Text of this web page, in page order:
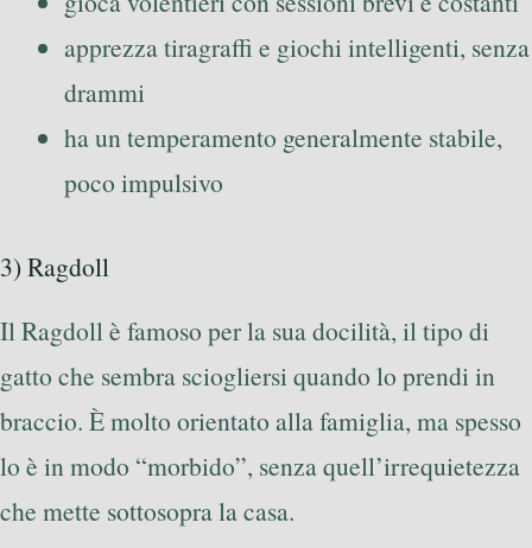
apprezza tiragraffi e giochi intelligenti, senza
drammi
ha un temperamento generalmente stabile,
poco impulsivo
3) Ragdoll
Il Ragdoll è famoso per la sua docilità, il tipo di
gatto che sembra sciogliersi quando lo prendi in
braccio. È molto orientato alla famiglia, ma spesso
lo è in modo “morbido”, senza quell’irrequietezza
che mette sottosopra la casa.